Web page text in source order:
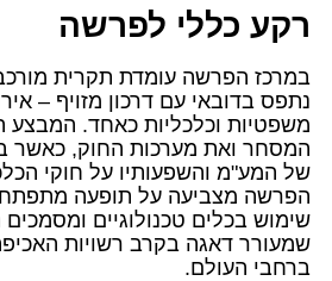
רקע כללי לפרשה
במרכז הפרשה עומדת תקרית
נתפס בדובאי עם דרכון מזויף –
משפטיות וכלכליות כאחד.
המסחר ואת מערכות החוק, כאשר
של המע"מ והשפעותיו על חוקי
הפרשה מצביעה על תופעה
שימוש בכלים טכנולוגיים ומסמכים
שמעורר דאגה בקרב רשויות
ברחבי העולם.